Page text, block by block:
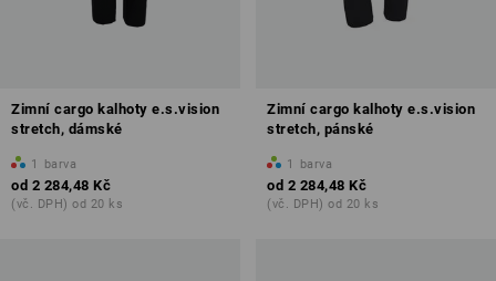
Zimní cargo kalhoty e.s.vision
stretch, dámské
1 barva
od 2 284,48 Kč
(vč. DPH) od 20 ks
Zimní cargo kalhoty e.s.vision
stretch, pánské
1 barva
od 2 284,48 Kč
(vč. DPH) od 20 ks